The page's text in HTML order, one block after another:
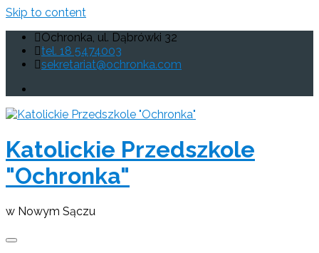
Skip to content
Ochronka, ul. Dąbrówki 32
tel. 18 5474003
sekretariat@ochronka.com
Katolickie Przedszkole
"Ochronka"
w Nowym Sączu